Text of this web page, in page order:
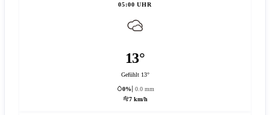
05:00 UHR
13°
Gefühlt 13°
0%
0.0 mm
7 km/h